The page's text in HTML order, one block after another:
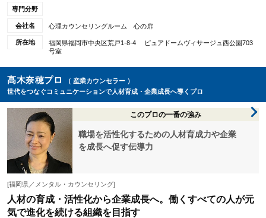
専門分野
会社名 心理カウンセリングルーム 心の扉
所在地
福岡県福岡市中央区荒戸1-8-4 ピュアドームヴィサージュ西公園703
号室
髙木奈穂プロ
（ 産業カウンセラー ）
世代をつなぐコミュニケーションで人材育成・企業成長へ導くプロ
このプロの一番の強み
職場を活性化するための人材育成力や企業
を成長へ促す伝導力
[福岡県／メンタル・カウンセリング]
人材の育成・活性化から企業成長へ。働くすべての人が元
気で進化を続ける組織を目指す